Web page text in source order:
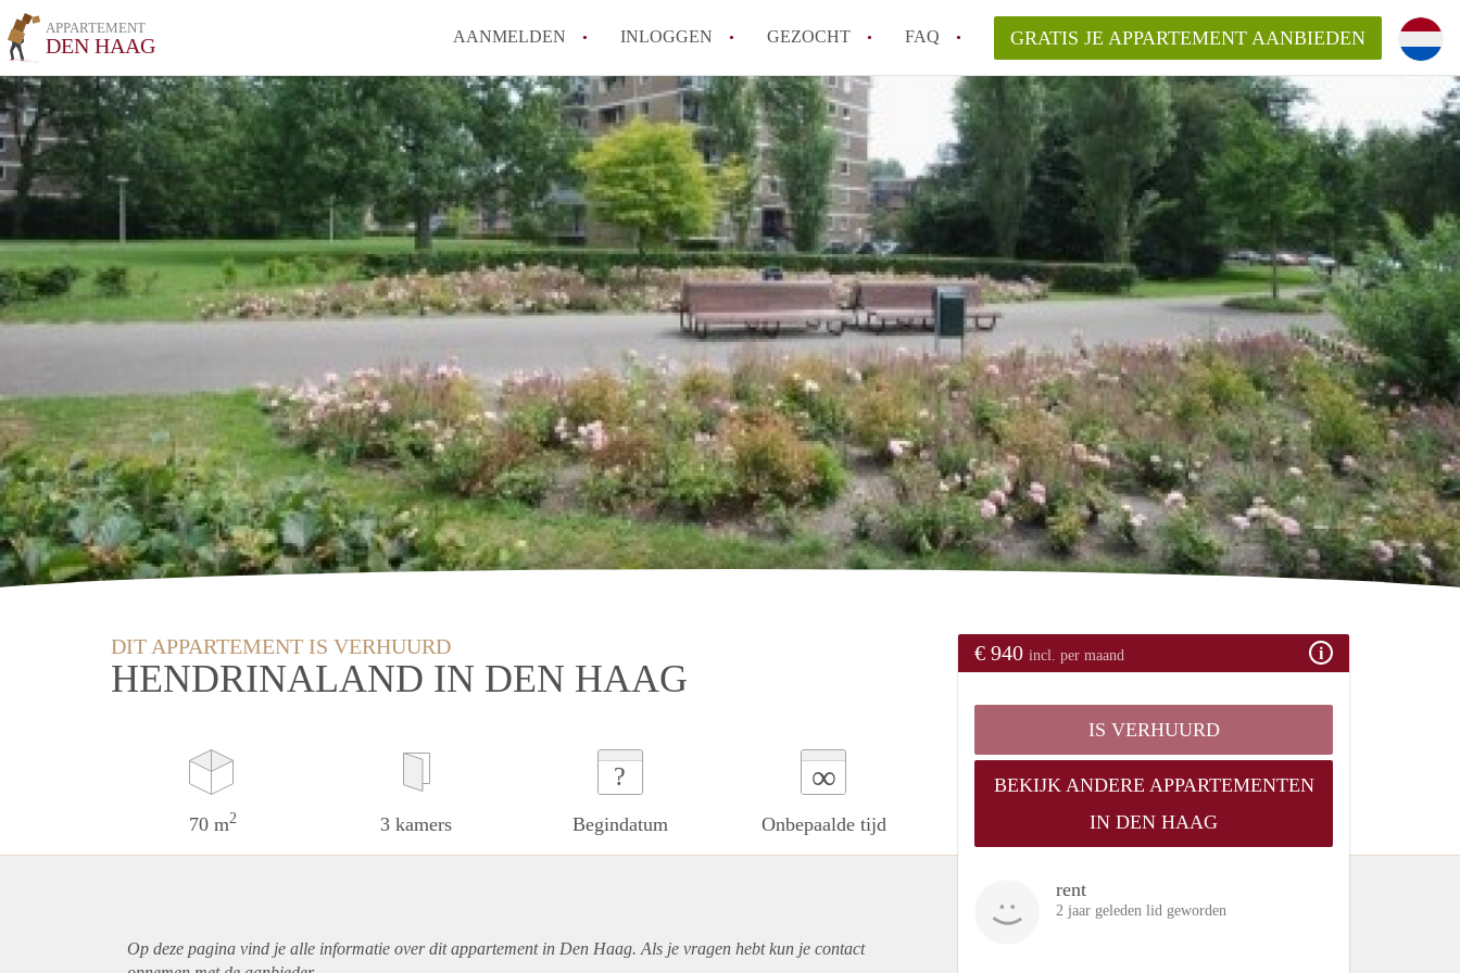
APPARTEMENT
DEN HAAG AANMELDEN INLOGGEN GEZOCHT FAQ
How to translate AppartementDenHaag!
Wat is Appartement-DenHaag?
Hoeveel kost het om te reageren op een Appartement in Den Haag?
Wat is de privacyverklaring van Appartement-DenHaag?
Berekent Appartement-DenHaag
makelaarsvergoeding/bemiddelingsvergoeding?
Alle veelgestelde vragen
GRATIS JE APPARTEMENT AANBIEDEN
DIT APPARTEMENT IS VERHUURD
HENDRINALAND IN DEN HAAG
70 m2 3 kamers
?
Begindatum
∞
Onbepaalde tijd
€ 940 incl. per maand
IS VERHUURD
BEKIJK ANDERE APPARTEMENTEN
IN DEN HAAG
rent
2 jaar geleden lid geworden
Op deze pagina vind je alle informatie over ditappartementin Den Haag. Als je vragen hebt kun je contact